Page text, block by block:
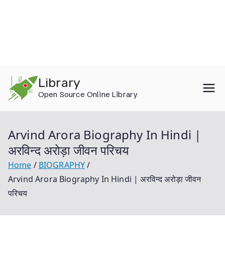
content
Library
Open Source Online Library
Arvind Arora Biography In Hindi |
अरविन्द अरोड़ा जीवन परिचय
Home
BIOGRAPHY
Arvind Arora Biography In Hindi | अरविन्द अरोड़ा जीवन
परिचय